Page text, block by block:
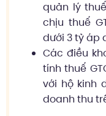
quản lý
chịu thuế
dưới 3 tỷ áp
Các điều
tính thuế
với hộ kinh
doanh thu